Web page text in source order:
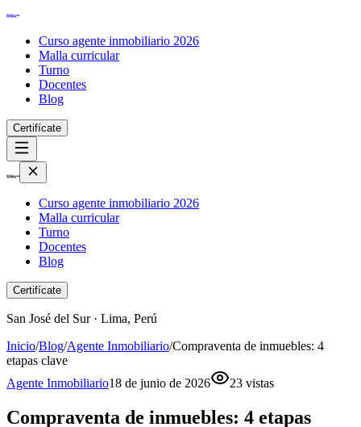
Curso agente inmobiliario 2026
Malla curricular
Turno
Docentes
Blog
Certifícate
Curso agente inmobiliario 2026
Malla curricular
Turno
Docentes
Blog
Certifícate
San José del Sur · Lima, Perú
Inicio/Blog/Agente Inmobiliario/Compraventa de inmuebles: 4
etapas clave
Agente Inmobiliario18 de junio de 2026 23 vistas
Compraventa de inmuebles: 4 etapas